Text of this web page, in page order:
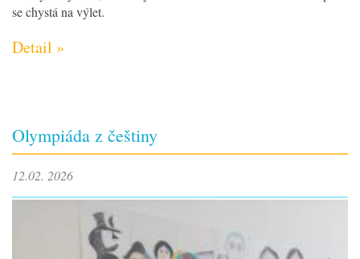
se chystá na výlet.
Detail »
Olympiáda z češtiny
12.02. 2026